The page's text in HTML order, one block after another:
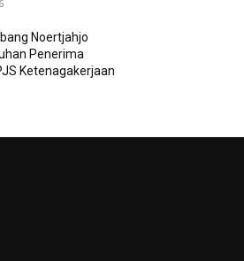
Noertjahjo
Penerima
Ketenagakerjaan